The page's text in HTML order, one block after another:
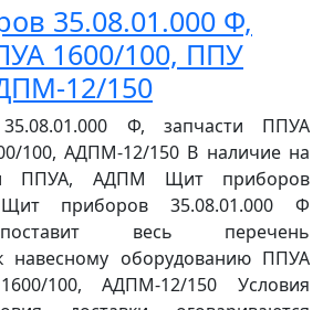
35.08.01.000 Ф,
1600/100, ППУ
12/150
Ф, запчасти ППУА
100, АДПМ-12/150 В наличие на
ППУА, АДПМ Щит приборов
приборов 35.08.01.000 Ф
весь перечень
навесному оборудованию ППУА
100, АДПМ-12/150 Условия